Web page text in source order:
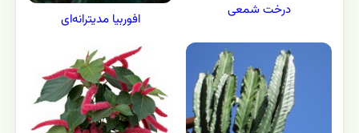
درخت شمعی
افوربیا مدیترانه‌ای